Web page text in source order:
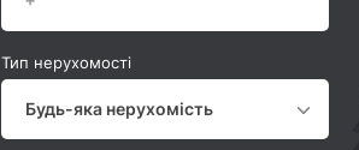
Тип нерухомості
Будь-яка нерухомість